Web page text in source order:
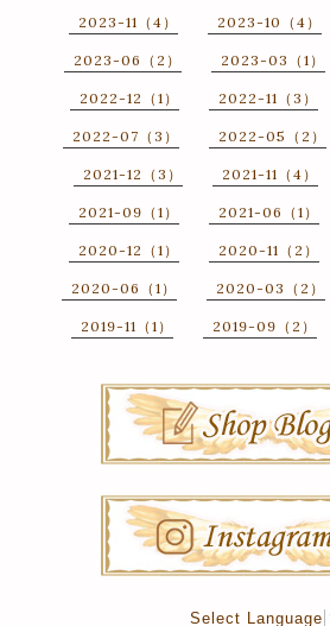
2023-11（4） 2023-10（4）
2023-06（2） 2023-03（1）
2022-12（1） 2022-11（3）
2022-07（3） 2022-05（2）
2021-12（3） 2021-11（4）
2021-09（1） 2021-06（1）
2020-12（1） 2020-11（2）
2020-06（1） 2020-03（2）
2019-11（1） 2019-09（2）
Select Language